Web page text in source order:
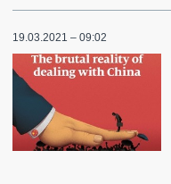
19.03.2021 – 09:02